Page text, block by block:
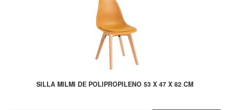
SILLA MILMI DE POLIPROPILENO 53 X 47 X 82 CM